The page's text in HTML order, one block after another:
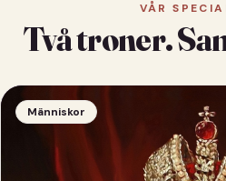
VÅR
Två troner.
Människor